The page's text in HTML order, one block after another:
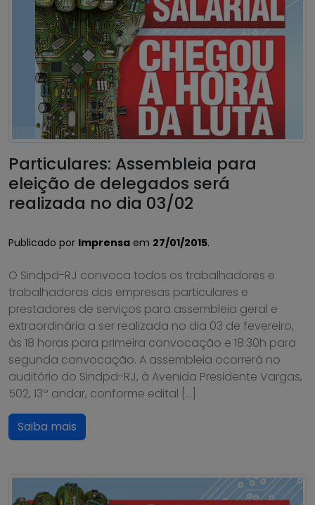
Particulares: Assembleia para
eleição de delegados será
realizada no dia 03/02
Publicado por Imprensa em 27/01/2015.
O Sindpd-RJ convoca todos os trabalhadores e
trabalhadoras das empresas particulares e
prestadores de serviços para assembleia geral e
extraordinária a ser realizada no dia 03 de fevereiro,
às 18 horas para primeira convocação e 18:30h para
segunda convocação. A assembleia ocorrerá no
auditório do Sindpd-RJ, à Avenida Presidente Vargas,
502, 13º andar, conforme edital […]
Saiba mais